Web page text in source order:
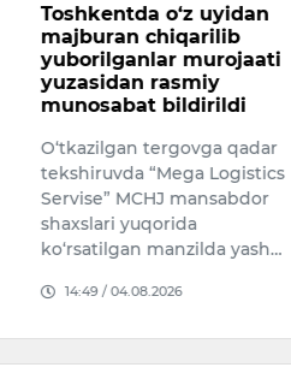
Toshkentda o‘z uyidan
majburan chiqarilib
yuborilganlar murojaati
yuzasidan rasmiy
munosabat bildirildi
O‘tkazilgan tergovga qadar
tekshiruvda “Mega Logistics
Servise” MCHJ mansabdor
shaxslari yuqorida
ko‘rsatilgan manzilda yash…
14:49 / 04.08.2026